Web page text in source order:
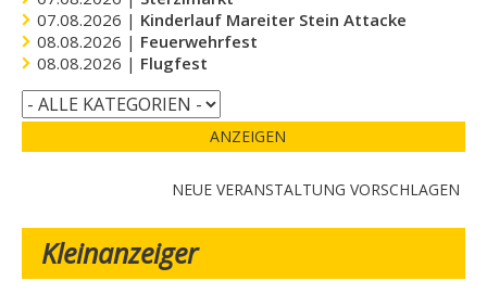
07.08.2026 | Kinderlauf Mareiter Stein Attacke
08.08.2026 | Feuerwehrfest
08.08.2026 | Flugfest
ANZEIGEN
NEUE VERANSTALTUNG VORSCHLAGEN
Kleinanzeiger